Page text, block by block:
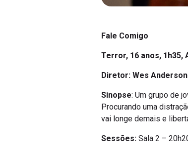
Fale Comigo
Terror, 16 anos, 1h35,
Diretor: Wes Anderson
Sinopse: Um grupo de
Procurando uma
vai longe demais e
Sessões: Sala 2 –